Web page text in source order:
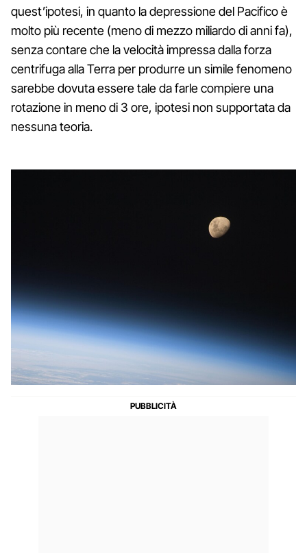
quest’ipotesi, in quanto la depressione del Pacifico è
molto più recente (meno di mezzo miliardo di anni fa),
senza contare che la velocità impressa dalla forza
centrifuga alla Terra per produrre un simile fenomeno
sarebbe dovuta essere tale da farle compiere una
rotazione in meno di 3 ore, ipotesi non supportata da
nessuna teoria.